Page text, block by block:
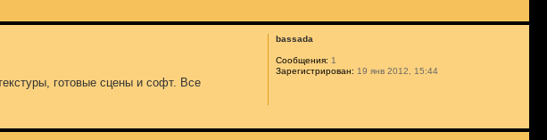
готовые сцены и софт. Все
bassada
Сообщения: 1
Зарегистрирован: 19 янв 2012, 15:44